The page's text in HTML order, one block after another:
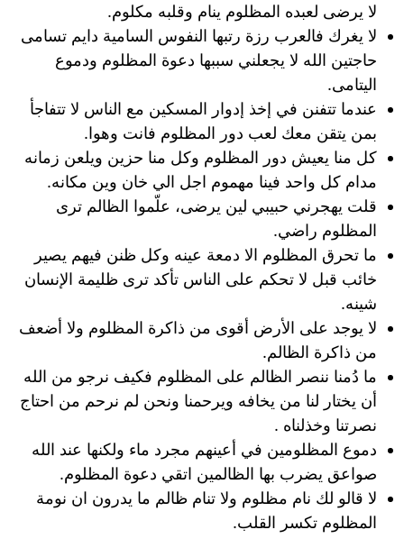
لا يرضى لعبده المظلوم ينام وقلبه مكلوم.
لا يغرك فالعرب رزة رتبها النفوس السامية دايم تسامى
حاجتين الله لا يجعلني سببها دعوة المظلوم ودموع
اليتامى.
عندما تتفنن في إخذ إدوار المسكين مع الناس لا تتفاجأ
بمن يتقن معك لعب دور المظلوم فانت وهوا.
كل منا يعيش دور المظلوم وكل منا حزين ويلعن زمانه
مدام كل واحد فينا مهموم اجل الي خان وين مكانه.
قلت يهجرني حبيبي لين يرضى، علّموا الظالم ترى
المظلوم راضي.
ما تحرق المظلوم الا دمعة عينه وكل ظنن فيهم يصير
خائب قبل لا تحكم على الناس تأكد ترى ظليمة الإنسان
شينه.
لا يوجد على الأرض أقوى من ذاكرة المظلوم ولا أضعف
من ذاكرة الظالم.
ما دُمنا ننصر الظالم على المظلوم فكيف نرجو من الله
أن يختار لنا من يخافه ويرحمنا ونحن لم نرحم من احتاج
نصرتنا وخذلناه .
دموع المظلومين في أعينهم مجرد ماء ولكنها عند الله
صواعق يضرب بها الظالمين اتقي دعوة المظلوم.
لا قالو لك نام مظلوم ولا تنام ظالم ما يدرون ان نومة
المظلوم تكسر القلب.